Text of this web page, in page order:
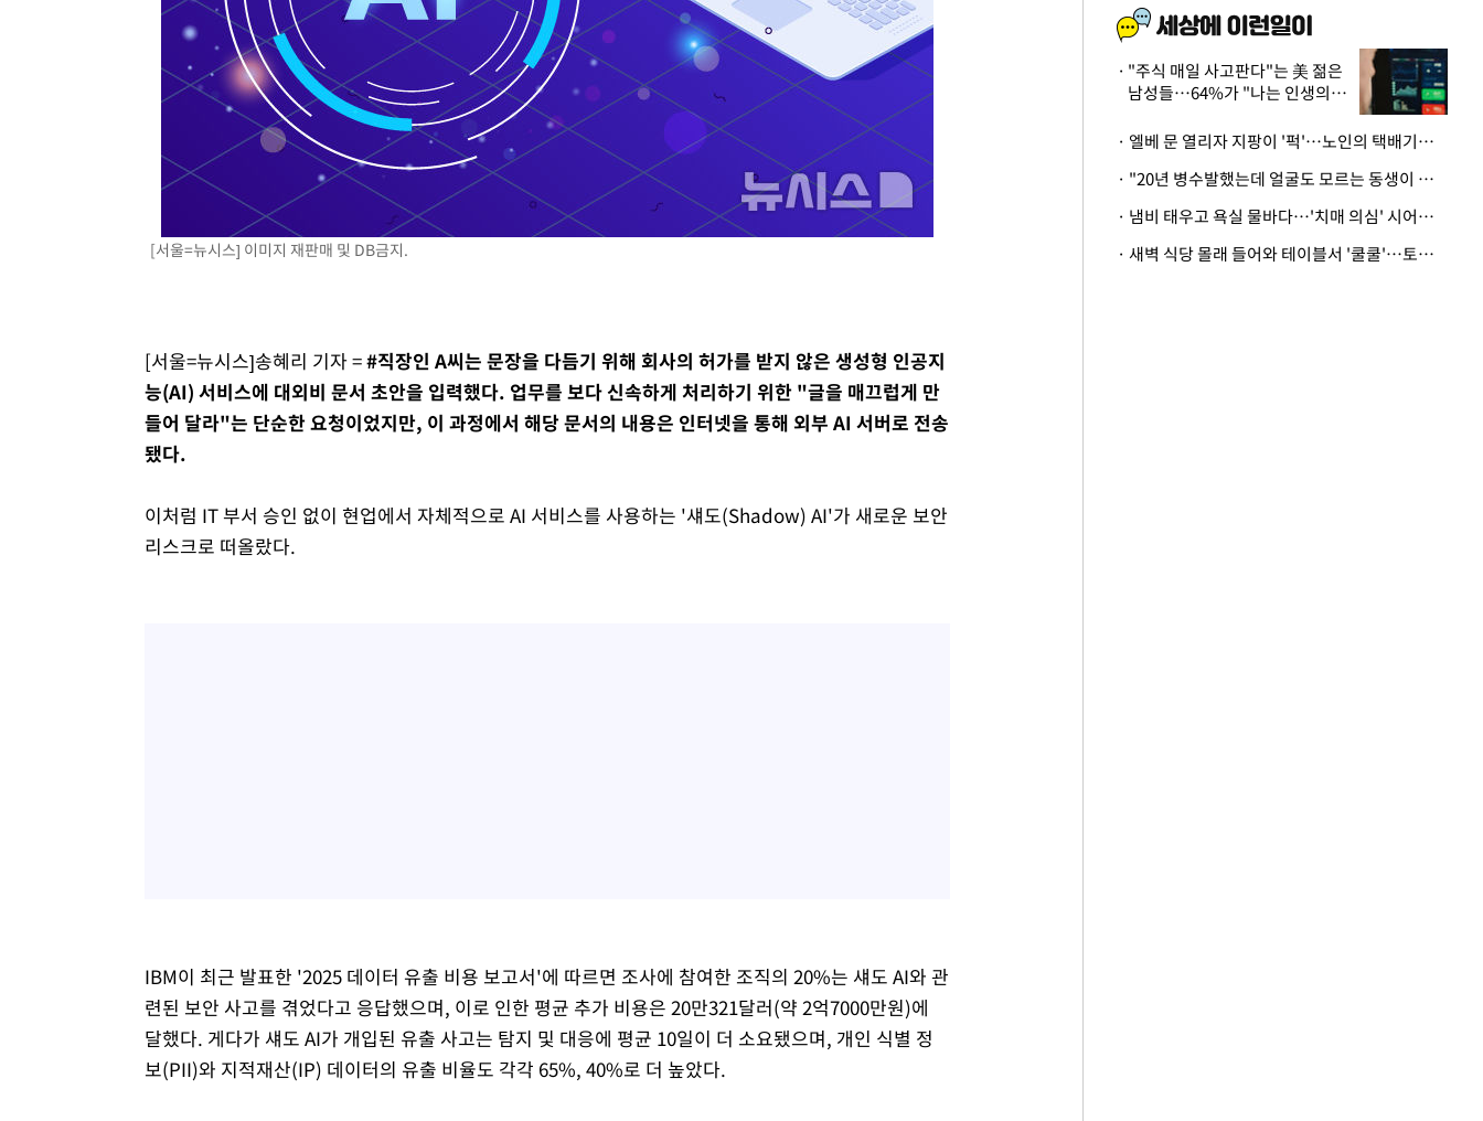
여자배구 이재영·이다영 자매, 아제르바이잔 투란VC 입단
외국인 심판 성 접대 7경기 들여다보니…한국 축구 '5승 2무'
[속보]코스닥, 2.86포인트(0.36%) 내린 798.81마감
[속보]코스피, 6200선 약보합…0.60% 내린 6258.77에 마쳐
[속보]원·달러 환율, 7.7원 내린 1416.1원 마감
[속보] 노원서 40.1도 관측…서울, 2018년 이후 첫 40도
[속보]종합특검, '계엄 수용공간 확보' 신용해 前교정본부장 기소
외신들도 주목한 韓축구 파문…"국민적 공분에 수사 재개"
11시간 압수수색에 성접대 파문까지…'쑥대밭' 된 축구협회
[서울=뉴시스] 이미지 재판매 및 DB금지.
[서울=뉴시스]송혜리 기자 =#직장인 A씨는 문장을 다듬기 위해 회사의 허가를 받지 않은 생성형 인공지
능(AI) 서비스에 대외비 문서 초안을 입력했다. 업무를 보다 신속하게 처리하기 위한 "글을 매끄럽게 만
들어 달라"는 단순한 요청이었지만, 이 과정에서 해당 문서의 내용은 인터넷을 통해 외부 AI 서버로 전송
됐다.
이처럼 IT 부서 승인 없이 현업에서 자체적으로 AI 서비스를 사용하는 '섀도(Shadow) AI'가 새로운 보안
리스크로 떠올랐다.
IBM이 최근 발표한 '2025 데이터 유출 비용 보고서'에 따르면 조사에 참여한 조직의 20%는 섀도 AI와 관
련된 보안 사고를 겪었다고 응답했으며, 이로 인한 평균 추가 비용은 20만321달러(약 2억7000만원)에
달했다. 게다가 섀도 AI가 개입된 유출 사고는 탐지 및 대응에 평균 10일이 더 소요됐으며, 개인 식별 정
보(PII)와 지적재산(IP) 데이터의 유출 비율도 각각 65%, 40%로 더 높았다.
"주식 매일 사고판다"는 美 젊은
남성들…64%가 "나는 인생의
· 엘베 문 열리자 지팡이 '퍽'…노인의 택배기사 폭행 이유
· "20년 병수발했는데 얼굴도 모르는 동생이 유산 절반을"…배다른 형제 상속권 있을까
· 냄비 태우고 욕실 물바다…'치매 의심' 시어머니 검사 권유했다가 '날벼락'
· 새벽 식당 몰래 들어와 테이블서 '쿨쿨'…토사물 남기고 사라진 남성